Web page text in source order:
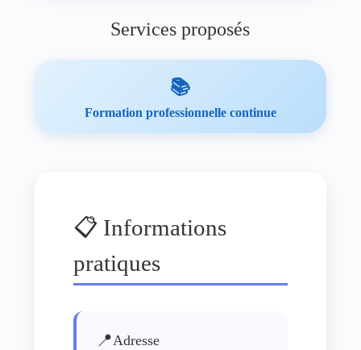
Services proposés
📚
Formation professionnelle continue
📋 Informations
pratiques
📍Adresse